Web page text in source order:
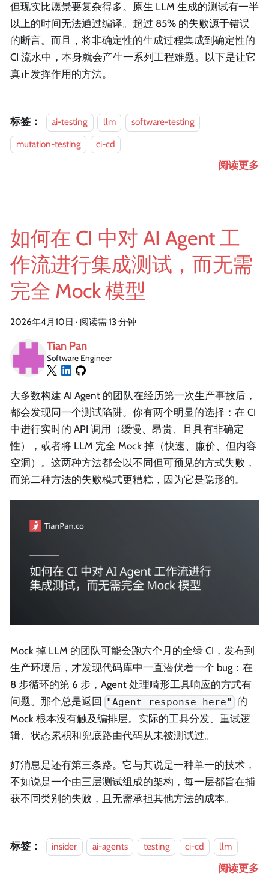
但现实比愿景要复杂得多。原生 LLM 生成的测试有一半
以上的时间无法通过编译。超过 85% 的失败源于错误
的断言。而且，将非确定性的生成过程集成到确定性的
CI 流水中，本身就会产生一系列工程难题。以下是让它
真正发挥作用的方法。
标签： ai-testing llm
software-testing
mutation-testing
ci-cd
阅读更多
如何在 CI 中对 AI Agent 工
作流进行集成测试，而无需
完全 Mock 模型
2026年4月10日 · 阅读需 13 分钟
Tian Pan
Software Engineer
大多数构建 AI Agent 的团队在经历第一次生产事故后，
都会发现同一个测试陷阱。你有两个明显的选择：在 CI
中进行实时的 API 调用（缓慢、昂贵、且具有非确定
性），或者将 LLM 完全 Mock 掉（快速、廉价、但内容
空洞）。这两种方法都会以不同但可预见的方式失败，
而第二种方法的失败模式更糟糕，因为它是隐形的。
Mock 掉 LLM 的团队可能会跑六个月的全绿 CI，发布到
生产环境后，才发现代码库中一直潜伏着一个 bug：在
8 步循环的第 6 步，Agent 处理畸形工具响应的方式有
问题。那个总是返回
"Agent response here"
的
Mock 根本没有触及编排层。实际的工具分发、重试逻
辑、状态累积和兜底路由代码从未被测试过。
好消息是还有第三条路。它与其说是一种单一的技术，
不如说是一个由三层测试组成的架构，每一层都旨在捕
获不同类别的失败，且无需承担其他方法的成本。
标签： insider ai-agents testing ci-cd llm
阅读更多